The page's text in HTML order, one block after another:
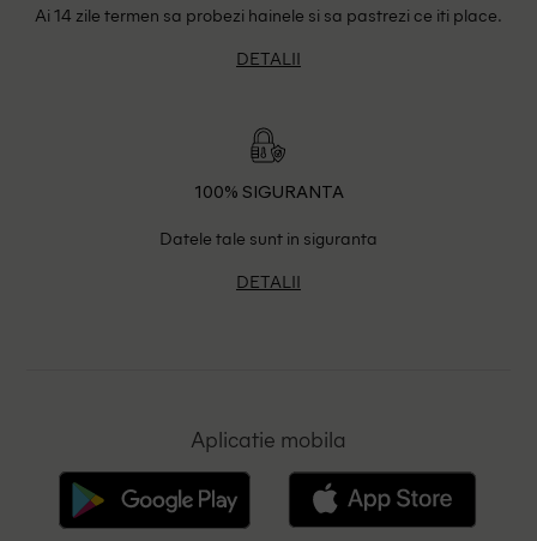
Ai 14 zile termen sa probezi hainele si sa pastrezi ce iti place.
DETALII
100% SIGURANTA
Datele tale sunt in siguranta
DETALII
Aplicatie mobila